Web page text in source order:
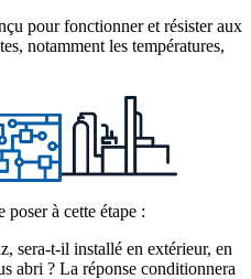
pour fonctionner et résister aux
notamment les températures,
à cette étape :
sera-t-il installé en extérieur, en
abri ? La réponse conditionnera